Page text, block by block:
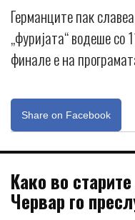
Германците пак
„фуријата“ водеше со
финале е на
Share on Facebook
Kaко во
Червар го